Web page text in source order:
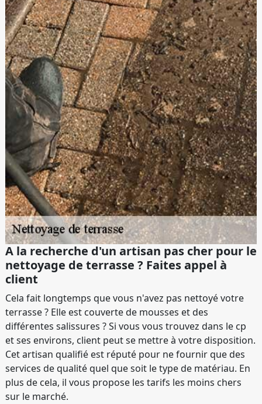
A la recherche d'un artisan pas cher pour le
nettoyage de terrasse ? Faites appel à
client
Cela fait longtemps que vous n'avez pas nettoyé votre
terrasse ? Elle est couverte de mousses et des
différentes salissures ? Si vous vous trouvez dans le cp
et ses environs, client peut se mettre à votre disposition.
Cet artisan qualifié est réputé pour ne fournir que des
services de qualité quel que soit le type de matériau. En
plus de cela, il vous propose les tarifs les moins chers
sur le marché.